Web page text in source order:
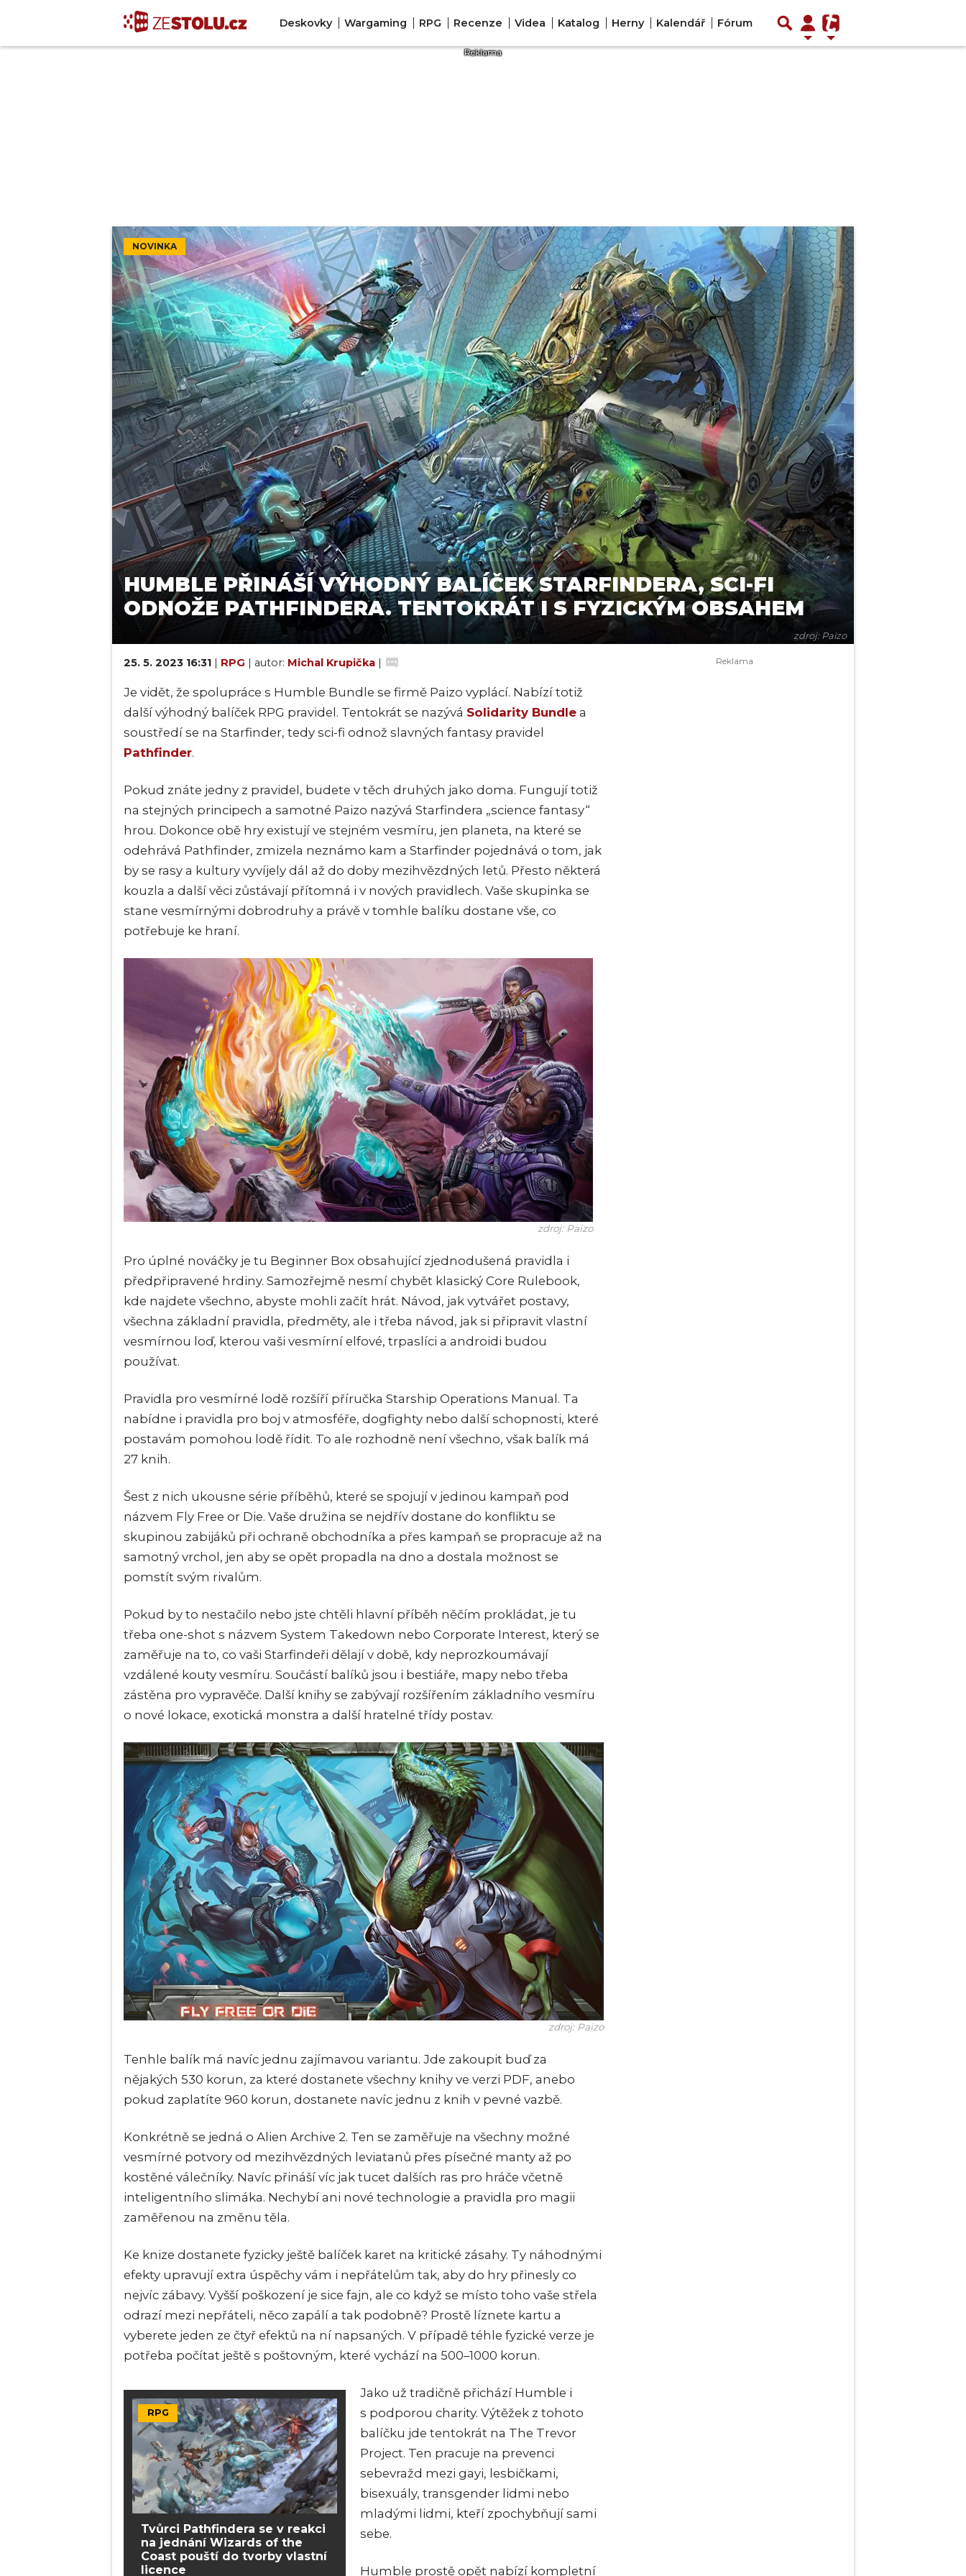
Deskovky Wargaming RPG Recenze Videa Katalog Herny Kalendář Fórum
NOVINKA
zdroj: Paizo
HUMBLE PŘINÁŠÍ VÝHODNÝ BALÍČEK STARFINDERA, SCI-FI
ODNOŽE PATHFINDERA. TENTOKRÁT I S FYZICKÝM OBSAHEM
25. 5. 2023 16:31 | RPG | autor: Michal Krupička |
Je vidět, že spolupráce s Humble Bundle se firmě Paizo vyplácí. Nabízí totiž
další výhodný balíček RPG pravidel. Tentokrát se nazývá Solidarity Bundle a
soustředí se na Starfinder, tedy sci-fi odnož slavných fantasy pravidel
Pathfinder.
Pokud znáte jedny z pravidel, budete v těch druhých jako doma. Fungují totiž
na stejných principech a samotné Paizo nazývá Starfindera „science fantasy“
hrou. Dokonce obě hry existují ve stejném vesmíru, jen planeta, na které se
odehrává Pathfinder, zmizela neznámo kam a Starfinder pojednává o tom, jak
by se rasy a kultury vyvíjely dál až do doby mezihvězdných letů. Přesto některá
kouzla a další věci zůstávají přítomná i v nových pravidlech. Vaše skupinka se
stane vesmírnými dobrodruhy a právě v tomhle balíku dostane vše, co
potřebuje ke hraní.
zdroj: Paizo
Pro úplné nováčky je tu Beginner Box obsahující zjednodušená pravidla i
předpřipravené hrdiny. Samozřejmě nesmí chybět klasický Core Rulebook,
kde najdete všechno, abyste mohli začít hrát. Návod, jak vytvářet postavy,
všechna základní pravidla, předměty, ale i třeba návod, jak si připravit vlastní
vesmírnou loď, kterou vaši vesmírní elfové, trpaslíci a androidi budou
používat.
Pravidla pro vesmírné lodě rozšíří příručka Starship Operations Manual. Ta
nabídne i pravidla pro boj v atmosféře, dogfighty nebo další schopnosti, které
postavám pomohou lodě řídit. To ale rozhodně není všechno, však balík má
27 knih.
Šest z nich ukousne série příběhů, které se spojují v jedinou kampaň pod
názvem Fly Free or Die. Vaše družina se nejdřív dostane do konfliktu se
skupinou zabijáků při ochraně obchodníka a přes kampaň se propracuje až na
samotný vrchol, jen aby se opět propadla na dno a dostala možnost se
pomstít svým rivalům.
Pokud by to nestačilo nebo jste chtěli hlavní příběh něčím prokládat, je tu
třeba one-shot s názvem System Takedown nebo Corporate Interest, který se
zaměřuje na to, co vaši Starfindeři dělají v době, kdy neprozkoumávají
vzdálené kouty vesmíru. Součástí balíků jsou i bestiáře, mapy nebo třeba
zástěna pro vypravěče. Další knihy se zabývají rozšířením základního vesmíru
o nové lokace, exotická monstra a další hratelné třídy postav.
zdroj: Paizo
Tenhle balík má navíc jednu zajímavou variantu. Jde zakoupit buď za
nějakých 530 korun, za které dostanete všechny knihy ve verzi PDF, anebo
pokud zaplatíte 960 korun, dostanete navíc jednu z knih v pevné vazbě.
Konkrétně se jedná o Alien Archive 2. Ten se zaměřuje na všechny možné
vesmírné potvory od mezihvězdných leviatanů přes písečné manty až po
kostěné válečníky. Navíc přináší víc jak tucet dalších ras pro hráče včetně
inteligentního slimáka. Nechybí ani nové technologie a pravidla pro magii
zaměřenou na změnu těla.
Ke knize dostanete fyzicky ještě balíček karet na kritické zásahy. Ty náhodnými
efekty upravují extra úspěchy vám i nepřátelům tak, aby do hry přinesly co
nejvíc zábavy. Vyšší poškození je sice fajn, ale co když se místo toho vaše střela
odrazí mezi nepřáteli, něco zapálí a tak podobně? Prostě líznete kartu a
vyberete jeden ze čtyř efektů na ní napsaných. V případě téhle fyzické verze je
potřeba počítat ještě s poštovným, které vychází na 500–1000 korun.
RPG
Tvůrci Pathfindera se v reakci
na jednání Wizards of the
Coast pouští do tvorby vlastní
licence
Jako už tradičně přichází Humble i
s podporou charity. Výtěžek z tohoto
balíčku jde tentokrát na The Trevor
Project. Ten pracuje na prevenci
sebevražd mezi gayi, lesbičkami,
bisexuály, transgender lidmi nebo
mladými lidmi, kteří zpochybňují sami
sebe.
Humble prostě opět nabízí kompletní